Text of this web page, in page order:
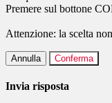
Premere sul bottone
Attenzione: la scelta
Annulla Conferma
Invia risposta